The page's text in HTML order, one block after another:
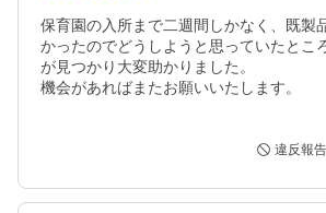
保育園の入所まで二週間しかなく、既製
かったのでどうしようと思っていたとこ
が見つかり大変助かりました。
機会があればまたお願いいたします。
違反報告